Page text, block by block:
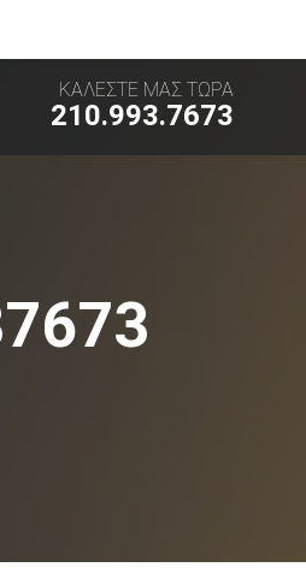
ΚΑΛΕΣΤΕ ΜΑΣ ΤΩΡΑ
210.993.7673